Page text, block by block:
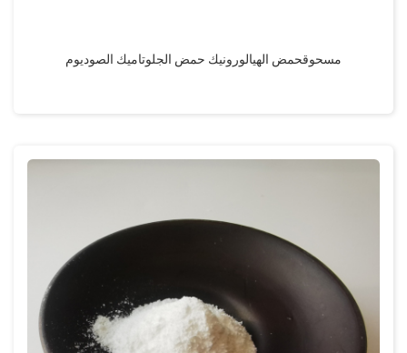
مسحوقحمض الهيالورونيك حمض الجلوتاميك الصوديوم